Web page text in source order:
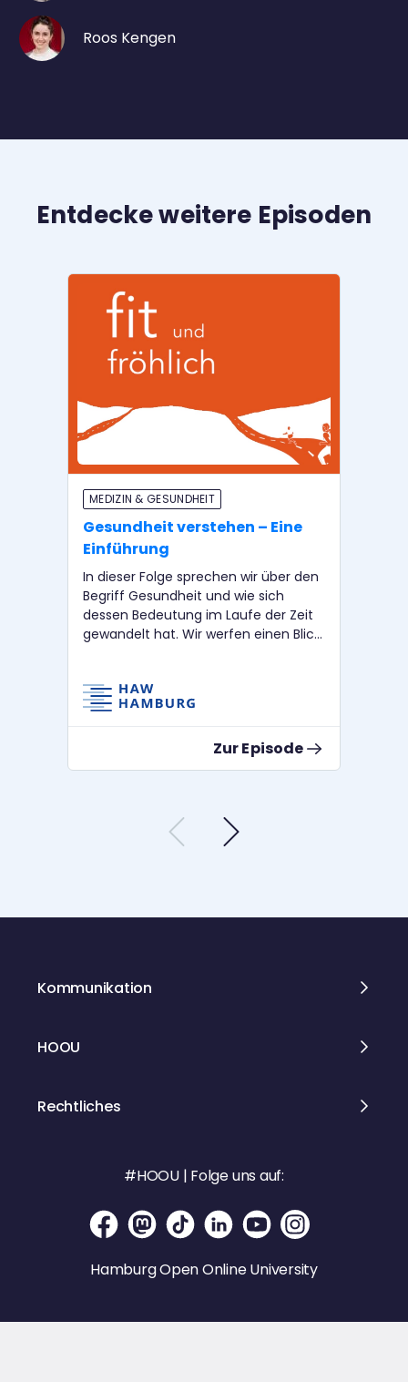
Roos Kengen
Entdecke weitere Episoden
MEDIZIN & GESUNDHEIT
Gesundheit verstehen – Eine
Einführung
In dieser Folge sprechen wir über den
Begriff Gesundheit und wie sich
dessen Bedeutung im Laufe der Zeit
gewandelt hat. Wir werfen einen Blick
warum Gesundheit immer auch eine
persönliche Komponente hat.
an, warum Gesundheit auch im
Studium so eine große Rolle spielt.
Zur Episode
Kommunikation
HOOU
Rechtliches
#HOOU | Folge uns auf:
Hamburg Open Online University